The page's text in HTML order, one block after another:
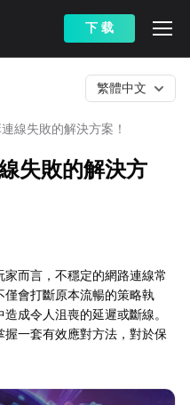
下 载
線失敗的解決方案！
繁體中文
失敗的解決方
而言，不穩定的網路連線常
會打斷原本流暢的策略執
成令人沮喪的延遲或斷線。
一套有效應對方法，對於保